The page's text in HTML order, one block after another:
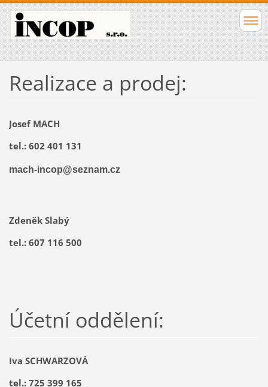
Realizace a prodej:
Josef MACH
tel.: 602 401 131
mach-incop@seznam.cz
Zdeněk Slabý
tel.: 607 116 500
Účetní oddělení:
Iva SCHWARZOVÁ
tel.: 725 399 165